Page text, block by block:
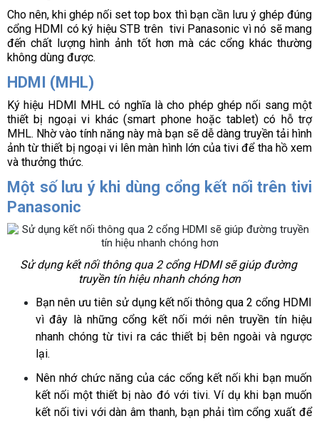
Cho nên, khi ghép nối set top box thì bạn cần lưu ý ghép đúng
cổng HDMI có ký hiệu STB trên  tivi Panasonic vì nó sẽ mang
đến chất lượng hình ảnh tốt hơn mà các cổng khác thường
không dùng được.
HDMI (MHL)
Ký hiệu HDMI MHL có nghĩa là cho phép ghép nối sang một
thiết bị ngoại vi khác (smart phone hoặc tablet) có hỗ trợ
MHL. Nhờ vào tính năng này mà bạn sẽ dễ dàng truyền tải hình
ảnh từ thiết bị ngoại vi lên màn hình lớn của tivi để tha hồ xem
và thưởng thức.
Một số lưu ý khi dùng cổng kết nối trên tivi
Panasonic
Sử dụng kết nối thông qua 2 cổng HDMI sẽ giúp đường
truyền tín hiệu nhanh chóng hơn
Bạn nên ưu tiên sử dụng kết nối thông qua 2 cổng HDMI
vì đây là những cổng kết nối mới nên truyền tín hiệu
nhanh chóng từ tivi ra các thiết bị bên ngoài và ngược
lại.
Nên nhớ chức năng của các cổng kết nối khi bạn muốn
kết nối một thiết bị nào đó với tivi. Ví dụ khi bạn muốn
kết nối tivi với dàn âm thanh, bạn phải tìm cổng xuất để